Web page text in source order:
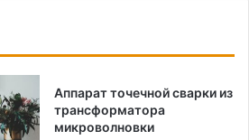
Аппарат точечной сварки из
трансформатора
микроволновки